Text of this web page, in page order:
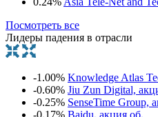
Посмотреть все
Лидеры падения в отрасли
-1.00% Knowledge Atlas
-0.60% Jiu Zun Digital,
-0.25% SenseTime Group,
-0.17% Baidu, акция об.